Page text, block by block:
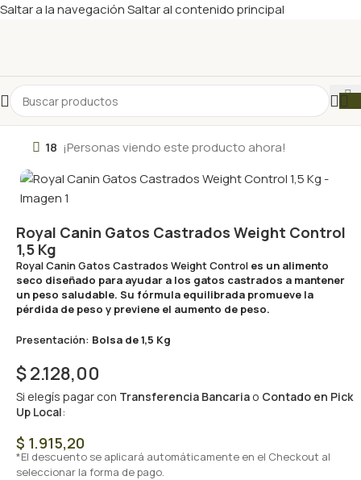
Saltar a la navegaciónSaltar al contenido principal
18 ¡Personas viendo este producto ahora!
Royal Canin Gatos Castrados Weight Control
1,5 Kg
Royal Canin Gatos Castrados Weight Control es un alimento
seco diseñado para ayudar a los gatos castrados a mantener
un peso saludable. Su fórmula equilibrada promueve la
pérdida de peso y previene el aumento de peso.
Presentación: Bolsa de 1,5 Kg
$2.128,00
Si elegís pagar con Transferencia Bancaria o Contado en Pick
Up Local:
$ 1.915,20
*El descuento se aplicará automáticamente en el Checkout al
seleccionar la forma de pago.